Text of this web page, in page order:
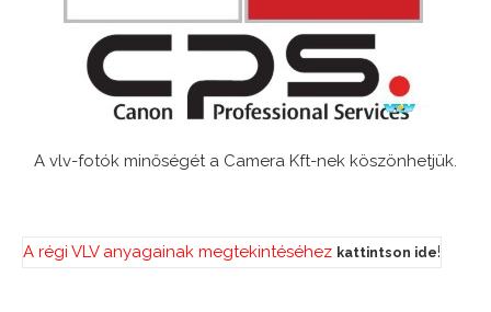
A vlv-fotók minőségét a Camera Kft-nek köszönhetjük.
A régi VLV anyagainak megtekintéséhez kattintson ide!